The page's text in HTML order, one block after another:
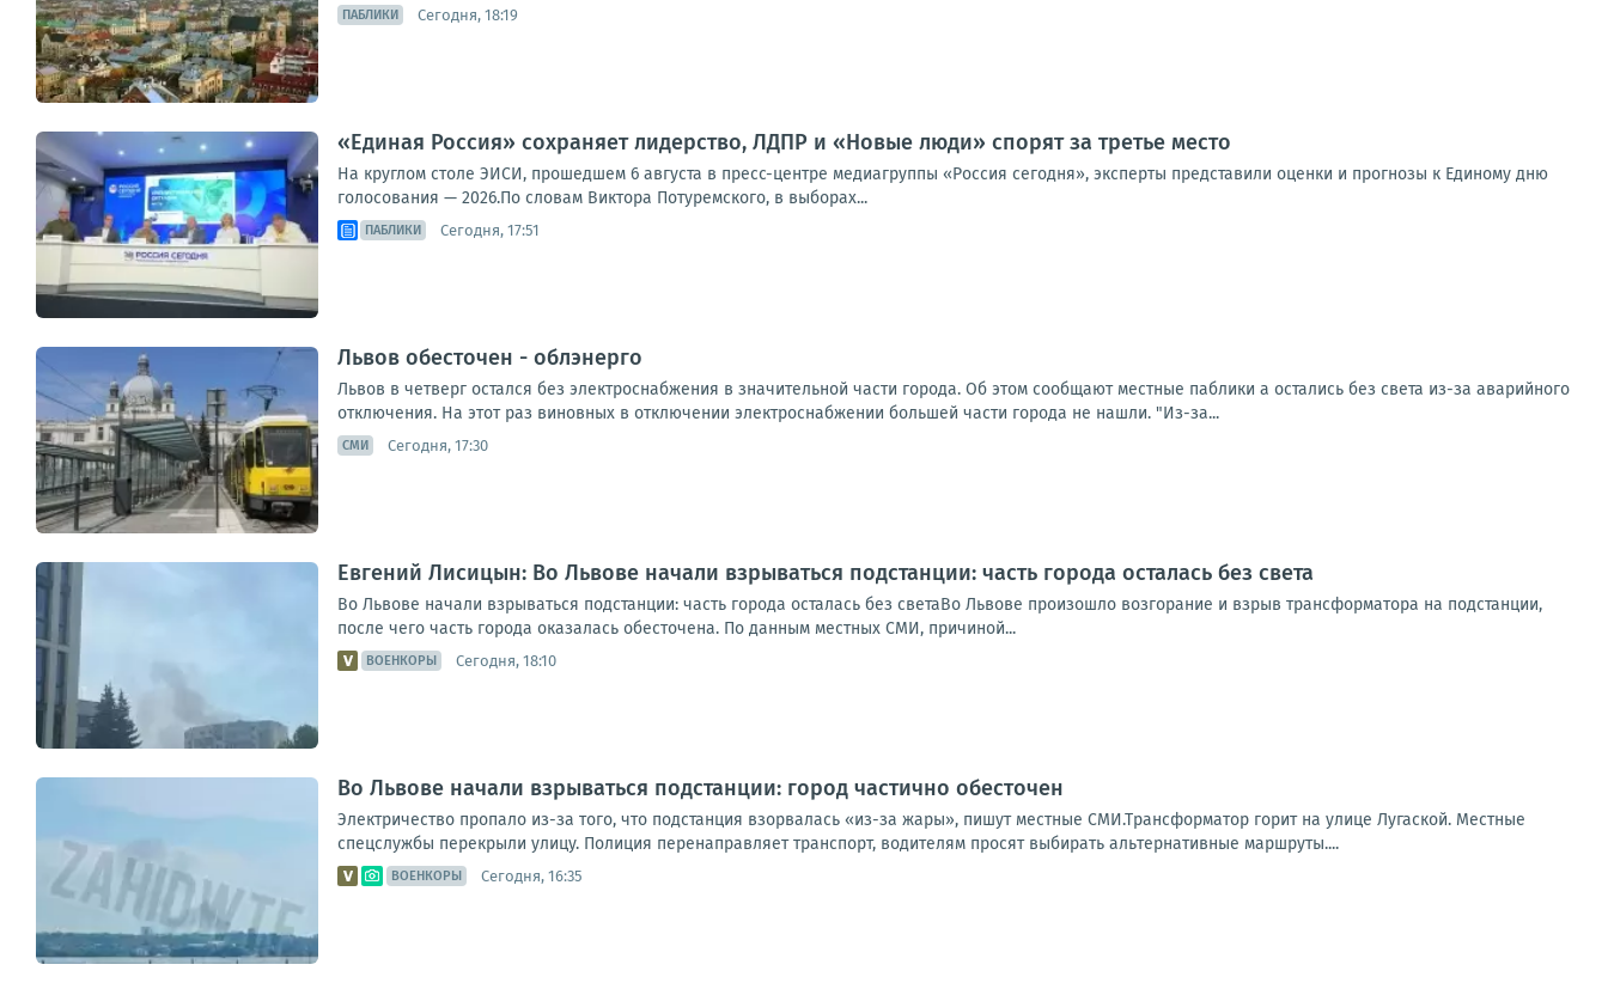
ПАБЛИКИ Сегодня, 18:19
«Единая Россия» сохраняет лидерство, ЛДПР и «Новые люди» спорят за третье место
На круглом столе ЭИСИ, прошедшем 6 августа в пресс-центре медиагруппы «Россия сегодня», эксперты представили оценки и прогнозы к Единому дню
голосования — 2026.По словам Виктора Потуремского, в выборах...
ПАБЛИКИ Сегодня, 17:51
Львов обесточен - облэнерго
Львов в четверг остался без электроснабжения в значительной части города. Об этом сообщают местные паблики а остались без света из-за аварийного
отключения. На этот раз виновных в отключении электроснабжении большей части города не нашли. "Из-за...
СМИ Сегодня, 17:30
Евгений Лисицын: Во Львове начали взрываться подстанции: часть города осталась без света
Во Львове начали взрываться подстанции: часть города осталась без светаВо Львове произошло возгорание и взрыв трансформатора на подстанции,
после чего часть города оказалась обесточена. По данным местных СМИ, причиной...
ВОЕНКОРЫ Сегодня, 18:10
Во Львове начали взрываться подстанции: город частично обесточен
Электричество пропало из-за того, что подстанция взорвалась «из-за жары», пишут местные СМИ.Трансформатор горит на улице Лугаской. Местные
спецслужбы перекрыли улицу. Полиция перенаправляет транспорт, водителям просят выбирать альтернативные маршруты....
ВОЕНКОРЫ Сегодня, 16:35